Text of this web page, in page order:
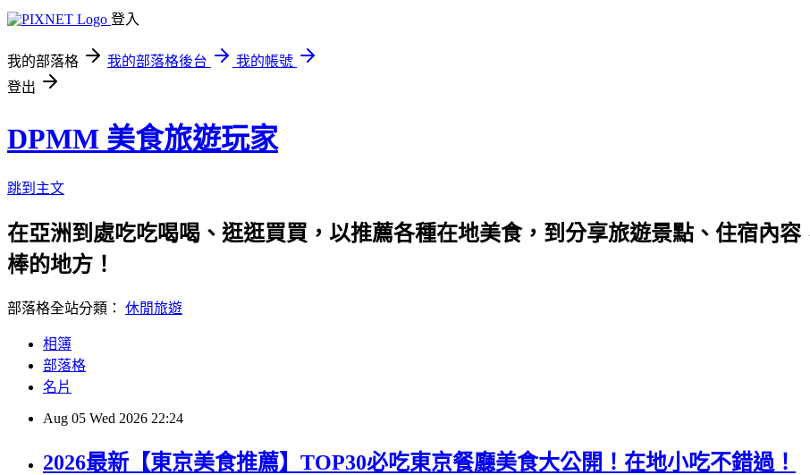
登入
我的部落格 我的部落格後台
我的帳號
登出
DPMM 美食旅遊玩家
跳到主文
在亞洲到處吃吃喝喝、逛逛買買，以推薦各種在地美食，到分享旅遊景點、住宿內
棒的地方！
部落格全站分類： 休閒旅遊
相簿
部落格
名片
Aug 05 Wed 2026 22:24
2026最新【東京美食推薦】TOP30必吃東京餐廳美食大公開！在地小吃不錯過！